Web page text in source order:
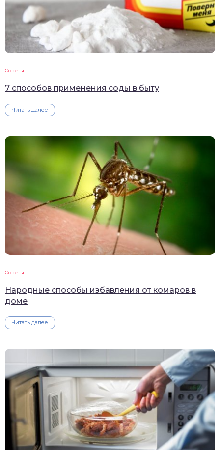
Советы
7 способов применения соды в быту
Читать далее
Советы
Народные способы избавления от комаров в
доме
Читать далее